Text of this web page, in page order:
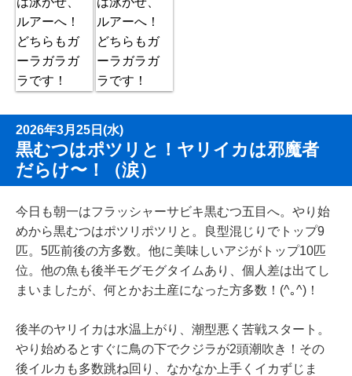
2026年3月25日(水)
黒むつはポツリと！ヤリイカは邪魔者
だらけ〜！（涙）
今日も朝一はフラッシャーサビキ黒むつ五目へ。やり始
めから黒むつはポツリポツリと。良型混じりでトップ9
匹。5匹前後の方多数。他に美味しいアジがトップ10匹
位。他の魚も後半モグモグタイムあり、個人差は出てし
まいましたが、何とかお土産になった方多数！(^｡^)！
後半のヤリイカは水温上がり、潮型悪く苦戦スタート。
やり始めるとすぐに鳥の下でクジラが2頭潮吹き！その
後イルカも多数跳ね回り、なかなか上手くイカずじま